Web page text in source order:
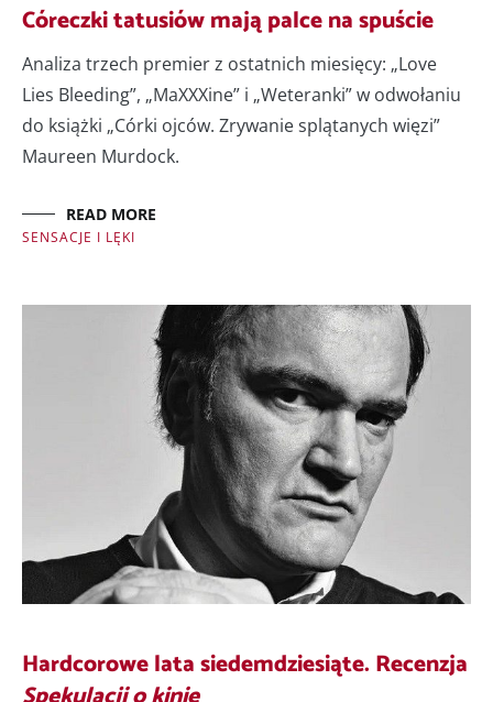
Córeczki tatusiów mają palce na spuście
Analiza trzech premier z ostatnich miesięcy: „Love
Lies Bleeding”, „MaXXXine” i „Weteranki” w odwołaniu
do książki „Córki ojców. Zrywanie splątanych więzi”
Maureen Murdock.
READ MORE
SENSACJE I LĘKI
Hardcorowe lata siedemdziesiąte. Recenzja